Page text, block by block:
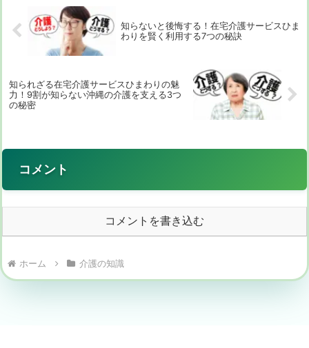
知らないと後悔する！在宅介護サービスひま
わりを賢く利用する7つの秘訣
知られざる在宅介護サービスひまわりの魅
力！9割が知らない沖縄の介護を支える3つ
の秘密
コメント
コメントを書き込む
ホーム 介護の知識